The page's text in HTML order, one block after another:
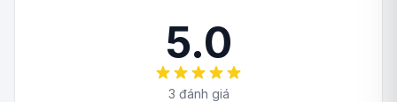
5.0
3 đánh giá